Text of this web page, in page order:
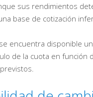
sus rendimientos
base de cotización
encuentra disponible un
de la cuota en función